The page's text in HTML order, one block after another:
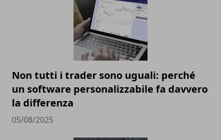
Non tutti i trader sono uguali: perché
un software personalizzabile fa davvero
la differenza
05/08/2025